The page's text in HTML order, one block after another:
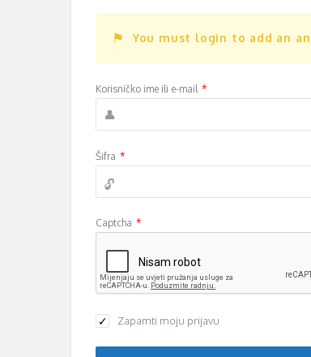
You must login to add an
Korisničko ime ili e-mail *
Šifra *
Captcha *
Zapamti moju prijavu